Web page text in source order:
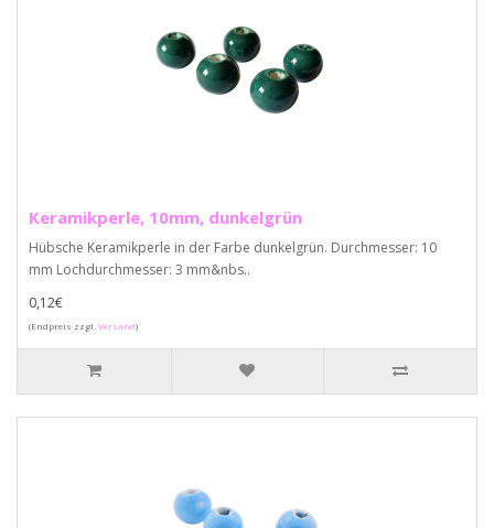
Keramikperle, 10mm, dunkelgrün
Hübsche Keramikperle in der Farbe dunkelgrün. Durchmesser: 10
mm Lochdurchmesser: 3 mm&nbs..
0,12€
(Endpreis zzgl.Versand)